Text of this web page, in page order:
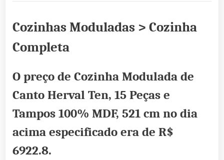
Cozinhas Moduladas > Cozinha
Completa
O preço de Cozinha Modulada de
Canto Herval Ten, 15 Peças e
Tampos 100% MDF, 521 cm no dia
acima especificado era de R$
6922.8.